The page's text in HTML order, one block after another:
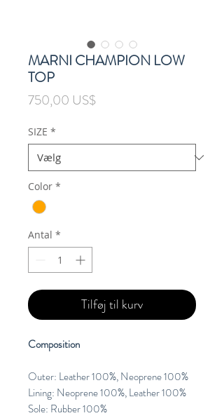
MARNI CHAMPION LOW
TOP
750,00 US$Pris
SIZE *
Color *
Antal *
Tilføj til kurv
Composition
Outer: Leather 100%, Neoprene 100%
Lining: Neoprene 100%, Leather 100%
Sole: Rubber 100%